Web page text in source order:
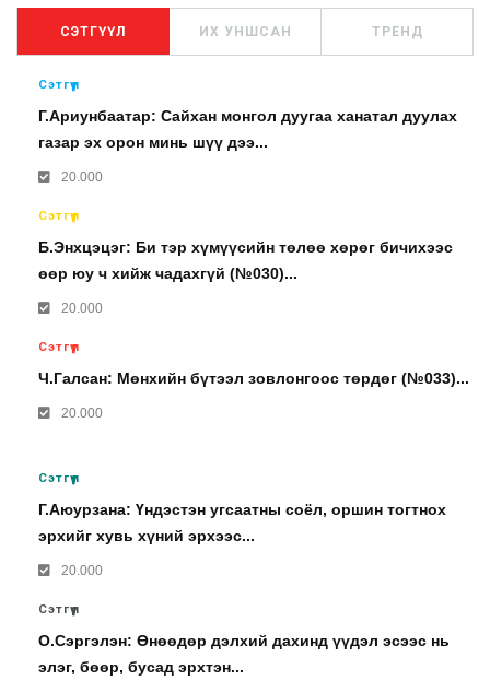
СЭТГҮҮЛ ИХ УНШСАН ТРЕНД
Сэтгүүл
Г.Ариунбаатар: Сайхан монгол дуугаа ханатал дуулах
газар эх орон минь шүү дээ...
20.000
Сэтгүүл
Б.Энхцэцэг: Би тэр хүмүүсийн төлөө хөрөг бичихээс
өөр юу ч хийж чадахгүй (№030)...
20.000
Сэтгүүл
Ч.Галсан: Мөнхийн бүтээл зовлонгоос төрдөг (№033)...
20.000
Сэтгүүл
Г.Аюурзана: Үндэстэн угсаатны соёл, оршин тогтнох
эрхийг хувь хүний эрхээс...
20.000
Сэтгүүл
О.Сэргэлэн: Өнөөдөр дэлхий дахинд үүдэл эсээс нь
элэг, бөөр, бусад эрхтэн...